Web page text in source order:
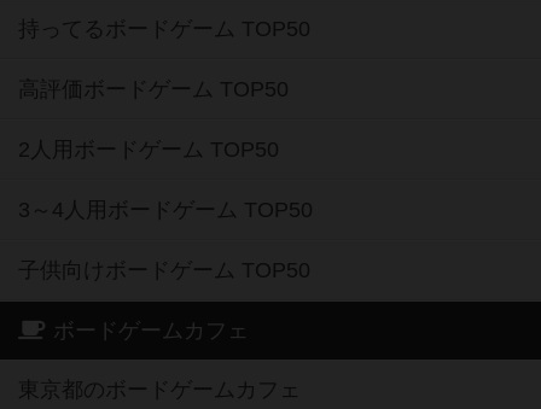
持ってるボードゲーム TOP50
高評価ボードゲーム TOP50
2人用ボードゲーム TOP50
3～4人用ボードゲーム TOP50
子供向けボードゲーム TOP50
ボードゲームカフェ
東京都のボードゲームカフェ